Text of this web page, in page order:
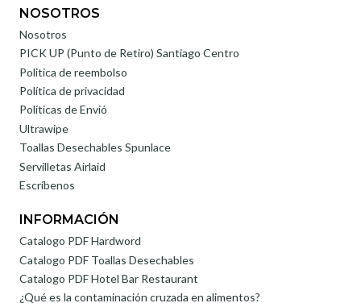
NOSOTROS
Nosotros
PICK UP (Punto de Retiro) Santiago Centro
Politica de reembolso
Política de privacidad
Políticas de Envió
Ultrawipe
Toallas Desechables Spunlace
Servilletas Airlaid
Escríbenos
INFORMACIÓN
Catalogo PDF Hardword
Catalogo PDF Toallas Desechables
Catalogo PDF Hotel Bar Restaurant
¿Qué es la contaminación cruzada en alimentos?